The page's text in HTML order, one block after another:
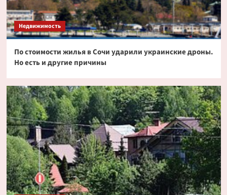
Недвижимость
По стоимости жилья в Сочи ударили украинские дроны.
Но есть и другие причины